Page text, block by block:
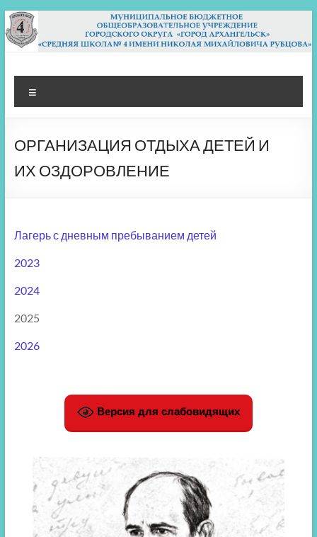
Перейти
к
содержимому
МБОУ СШ 4
Архангельск
ОРГАНИЗАЦИЯ ОТДЫХА ДЕТЕЙ И
ИХ ОЗДОРОВЛЕНИЕ
Лагерь с дневным пребыванием детей
2023
2024
2025
2026
Версия для слабовидящих